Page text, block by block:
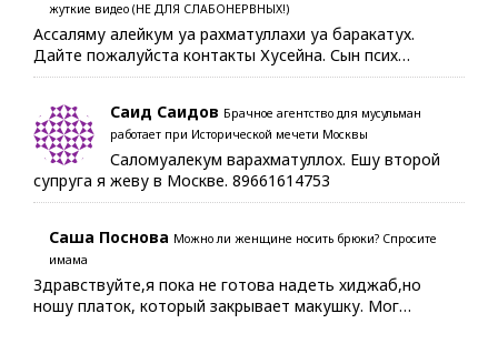
жуткие видео (НЕ ДЛЯ СЛАБОНЕРВНЫХ!)
Ассаляму алейкум уа рахматуллахи уа баракатух.
Дайте пожалуйста контакты Хусейна. Сын псих…
Саид Саидов Брачное агентство для мусульман
работает при Исторической мечети Москвы
Саломуалекум варахматуллох. Ешу второй
супруга я жеву в Москве. 89661614753
Саша Поснова Можно ли женщине носить брюки? Спросите
имама
Здравствуйте,я пока не готова надеть хиджаб,но
ношу платок, который закрывает макушку. Мог…